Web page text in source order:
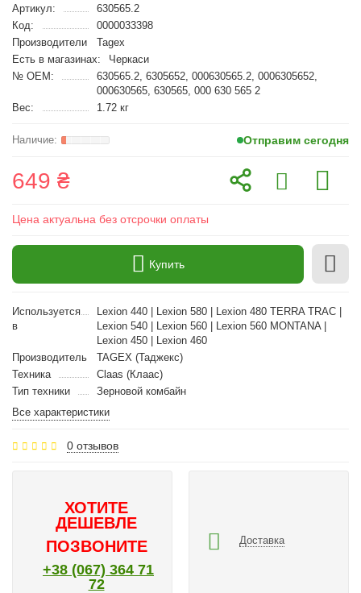
Артикул:
630565.2
Код:
0000033398
Производители
Tagex
Есть в магазинах:
Черкаси
№ OEM:
630565.2, 6305652, 000630565.2, 0006305652,
000630565, 630565, 000 630 565 2
Вес:
1.72 кг
Отправим сегодня
649 ₴
Цена актуальна без отсрочки оплаты
Купить
Используется
в
Lexion 440 | Lexion 580 | Lexion 480 TERRA TRAC |
Lexion 540 | Lexion 560 | Lexion 560 MONTANA |
Lexion 450 | Lexion 460
Производитель
TAGEX (Таджекс)
Техника
Claas (Клаас)
Тип техники
Зерновой комбайн
Все характеристики
0 отзывов
ХОТИТЕ
ДЕШЕВЛЕ
ПОЗВОНИТЕ
+38 (067) 364 71
72
Доставка